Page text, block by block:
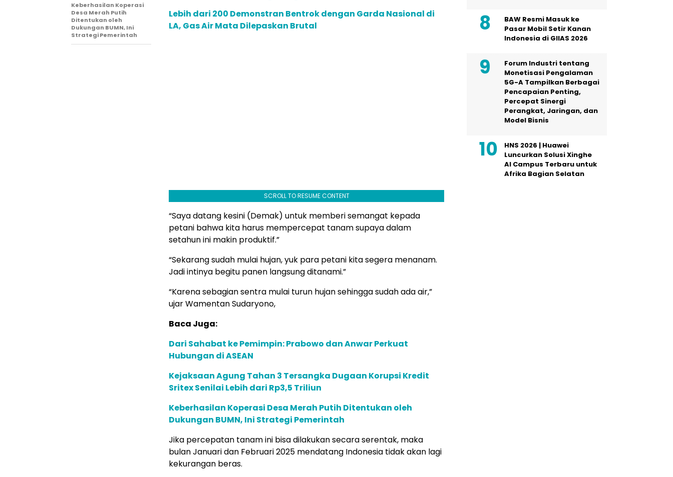
Lebih dari 200 Demonstran Bentrok dengan Garda Nasional di
LA, Gas Air Mata Dilepaskan Brutal
SCROLL TO RESUME CONTENT
“Saya datang kesini (Demak) untuk memberi semangat kepada
petani bahwa kita harus mempercepat tanam supaya dalam
setahun ini makin produktif.”
“Sekarang sudah mulai hujan, yuk para petani kita segera menanam.
Jadi intinya begitu panen langsung ditanami.”
“Karena sebagian sentra mulai turun hujan sehingga sudah ada air,”
ujar Wamentan Sudaryono,
Baca Juga:
Dari Sahabat ke Pemimpin: Prabowo dan Anwar Perkuat
Hubungan di ASEAN
Kejaksaan Agung Tahan 3 Tersangka Dugaan Korupsi Kredit
Sritex Senilai Lebih dari Rp3,5 Triliun
Keberhasilan Koperasi Desa Merah Putih Ditentukan oleh
Dukungan BUMN, Ini Strategi Pemerintah
Jika percepatan tanam ini bisa dilakukan secara serentak, maka
bulan Januari dan Februari 2025 mendatang Indonesia tidak akan lagi
kekurangan beras.
Keberhasilan Koperasi
Desa Merah Putih
Ditentukan oleh
Dukungan BUMN, Ini
Strategi Pemerintah
BAW Resmi Masuk ke
Pasar Mobil Setir Kanan
Indonesia di GIIAS 2026
Forum Industri tentang
Monetisasi Pengalaman
5G-A Tampilkan Berbagai
Pencapaian Penting,
Percepat Sinergi
Perangkat, Jaringan, dan
Model Bisnis
HNS 2026 | Huawei
Luncurkan Solusi Xinghe
AI Campus Terbaru untuk
Afrika Bagian Selatan